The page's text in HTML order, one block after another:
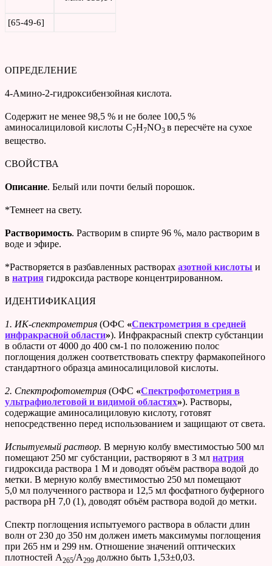
[65-49-6]
ОПРЕДЕЛЕНИЕ
4-Амино-2-гидроксибензойная кислота.
Содержит не менее 98,5 % и не более 100,5 %
аминосалициловой кислоты C7H7NO3 в пересчёте на сухое
вещество.
СВОЙСТВА
Описание. Белый или почти белый порошок.
*Темнеет на свету.
Растворимость. Растворим в спирте 96 %, мало растворим в
воде и эфире.
*Растворяется в разбавленных растворах азотной кислоты и
в натрия гидроксида растворе концентрированном.
ИДЕНТИФИКАЦИЯ
1. ИК-спектрометрия (ОФС «Спектрометрия в средней
инфракрасной области»). Инфракрасный спектр субстанции
в области от 4000 до 400 см-1 по положению полос
поглощения должен соответствовать спектру фармакопейного
стандартного образца аминосалициловой кислоты.
2. Спектрофотометрия (ОФС «Спектрофотометрия в
ультрафиолетовой и видимой областях»). Растворы,
содержащие аминосалициловую кислоту, готовят
непосредственно перед использованием и защищают от света.
Испытуемый раствор. В мерную колбу вместимостью 500 мл
помещают 250 мг субстанции, растворяют в 3 мл натрия
гидроксида раствора 1 М и доводят объём раствора водой до
метки. В мерную колбу вместимостью 250 мл помещают
5,0 мл полученного раствора и 12,5 мл фосфатного буферного
раствора рН 7,0 (1), доводят объём раствора водой до метки.
Спектр поглощения испытуемого раствора в области длин
волн от 230 до 350 нм должен иметь максимумы поглощения
при 265 нм и 299 нм. Отношение значений оптических
плотностей A265/A299 должно быть 1,53±0,03.